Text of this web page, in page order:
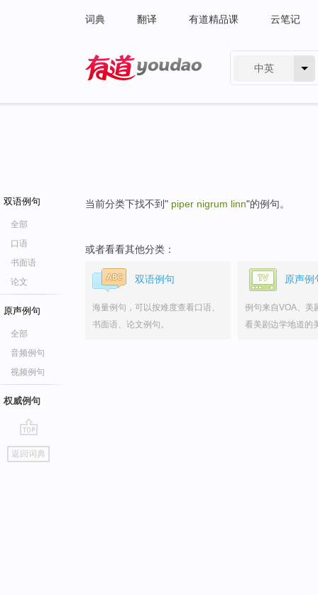
词典 翻译 有道精品课 云笔记
中英
双语例句
全部
口语
书面语
论文
原声例句
全部
音频例句
视频例句
权威例句
go
top
返回词典
当前分类下找不到" piper nigrum linn"的例句。
或者看看其他分类：
双语例句
海量例句，可以按难度查看口语、
书面语、论文例句。
原声例
例句来自VOA、美
看美剧边学地道的